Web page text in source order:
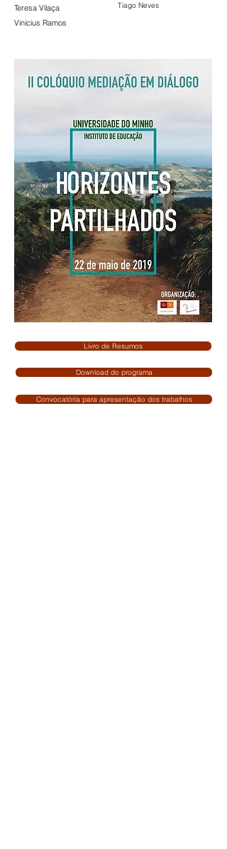
Teresa Vilaça
Vinicius Ramos
Tiago Neves
Livro de Resumos
Download do programa
Convocatória para apresentação dos trabalhos